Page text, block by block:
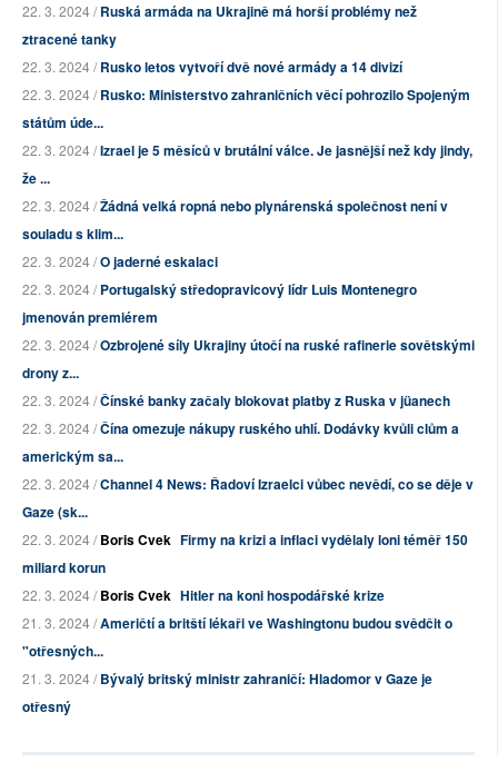
22. 3. 2024 /Ruská armáda na Ukrajině má horší problémy než
ztracené tanky
22. 3. 2024 /Rusko letos vytvoří dvě nové armády a 14 divizí
22. 3. 2024 /Rusko: Ministerstvo zahraničních věcí pohrozilo Spojeným
státům úde...
22. 3. 2024 /Izrael je 5 měsíců v brutální válce. Je jasnější než kdy jindy,
že ...
22. 3. 2024 /Žádná velká ropná nebo plynárenská společnost není v
souladu s klim...
22. 3. 2024 /O jaderné eskalaci
22. 3. 2024 /Portugalský středopravicový lídr Luis Montenegro
jmenován premiérem
22. 3. 2024 /Ozbrojené síly Ukrajiny útočí na ruské rafinerie sovětskými
drony z...
22. 3. 2024 /Čínské banky začaly blokovat platby z Ruska v jüanech
22. 3. 2024 /Čína omezuje nákupy ruského uhlí. Dodávky kvůli clům a
americkým sa...
22. 3. 2024 /Channel 4 News: Řadoví Izraelci vůbec nevědí, co se děje v
Gaze (sk...
22. 3. 2024 /Boris Cvek Firmy na krizi a inflaci vydělaly loni téměř 150
miliard korun
22. 3. 2024 /Boris Cvek Hitler na koni hospodářské krize
21. 3. 2024 /Američtí a britští lékaři ve Washingtonu budou svědčit o
"otřesných...
21. 3. 2024 /Bývalý britský ministr zahraničí: Hladomor v Gaze je
otřesný